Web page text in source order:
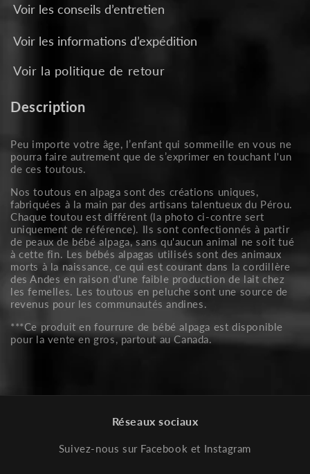
Voir les conseils d’entretien
Voir les informations d’expédition
Voir la politique de retour
Description
Peu importe votre âge, l’enfant qui sommeille en vous ne
pourra faire autrement que de s’exprimer en touchant l'un
de ces toutous.
Nos toutous en alpaga sont des créations uniques,
fabriquées à la main par des artisans talentueux du Pérou.
Chaque toutou est différent (la photo ci-contre sert
uniquement de référence). Ils sont confectionnés à partir
de peaux de bébé alpaga, sans qu'aucun animal ne soit tué
à cette fin. Les bébés alpagas utilisés sont des animaux
morts à la naissance, ce qui est courant dans la cordillère
des Andes en raison d'une faible production de lait chez
les femelles. Les toutous en peluche sont une source de
revenus pour les communautés andines.
***Ce produit en fourrure de bébé alpaga estdisponible
pour la vente en gros, partout au Canada.
Réseaux sociaux
Suivez-nous sur Facebook et Instagram